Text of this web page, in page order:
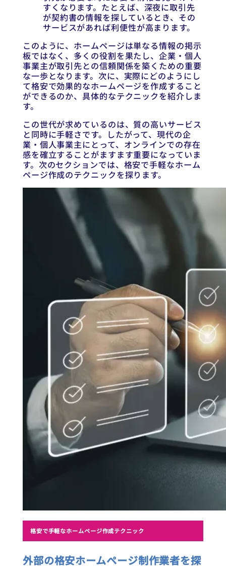
すくなります。たとえば、深夜に取引先
が契約書の情報を探しているとき、その
サービスがあれば利便性が高まります。
このように、ホームページは単なる情報の掲示
板ではなく、多くの役割を果たし、企業・個人
事業主が取引先との信頼関係を築くための重要
な一歩となります。次に、実際にどのようにし
て格安で効果的なホームページを作成すること
ができるのか、具体的なテクニックを紹介しま
す。
この世代が求めているのは、質の高いサービス
と同時に手軽さです。したがって、現代の企
業・個人事業主にとって、オンラインでの存在
感を確立することがますます重要になっていま
す。次のセクションでは、格安で手軽なホーム
ページ作成のテクニックを探ります。
格安で手軽なホームページ作成テクニック
外部の格安ホームページ制作業者を探